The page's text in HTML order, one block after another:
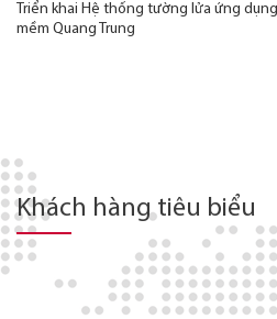
Triển khai Hệ thống tường lửa ứng
mềm Quang Trung
Khách hàng tiêu biểu